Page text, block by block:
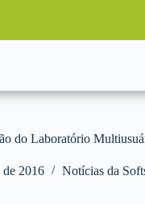
do Laboratório
de 2016 Notícias da